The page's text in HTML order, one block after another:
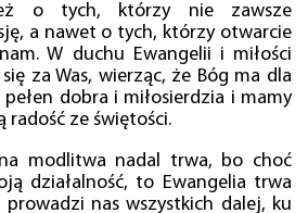
o tych, którzy nie zawsze
a nawet o tych, którzy otwarcie
W duchu Ewangelii i miłości
za Was, wierząc, że Bóg ma dla
dobra i miłosierdzia i mamy
radość ze świętości.
modlitwa nadal trwa, bo choć
działalność, to Ewangelia trwa
prowadzi nas wszystkich dalej, ku